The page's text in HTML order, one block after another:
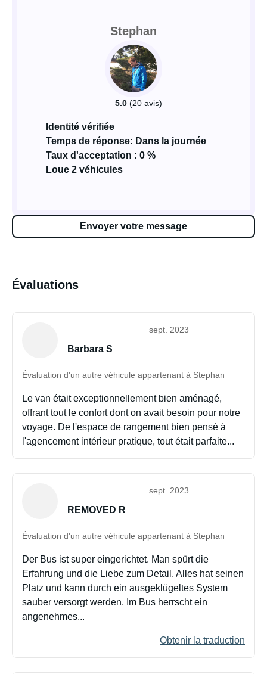
Stephan
5.0 (20 avis)
Identité vérifiée
Temps de réponse: Dans la journée
Taux d'acceptation : 0 %
Loue 2 véhicules
Envoyer votre message
Évaluations
sept. 2023
Barbara S
Évaluation d'un autre véhicule appartenant à Stephan
Le van était exceptionnellement bien aménagé,
offrant tout le confort dont on avait besoin pour notre
voyage. De l'espace de rangement bien pensé à
l'agencement intérieur pratique, tout était parfaite...
sept. 2023
REMOVED R
Évaluation d'un autre véhicule appartenant à Stephan
Der Bus ist super eingerichtet. Man spürt die
Erfahrung und die Liebe zum Detail. Alles hat seinen
Platz und kann durch ein ausgeklügeltes System
sauber versorgt werden. Im Bus herrscht ein
angenehmes...
Obtenir la traduction